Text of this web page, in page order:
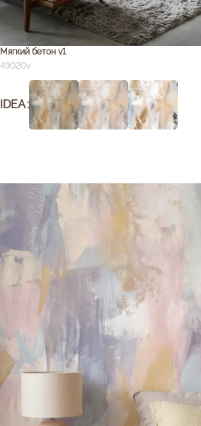
Мягкий бетон v1
49020v
IDEA